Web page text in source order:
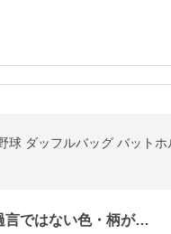
球 ダッフルバッグ バット
言ではない色・柄が…